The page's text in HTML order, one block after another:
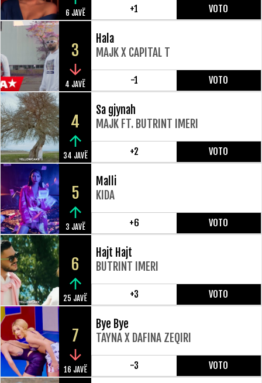
6 JAVË +1 VOTO
3
4 JAVË
Hala
MAJK X CAPITAL T
-1 VOTO
4
34 JAVË
Sa gjynah
MAJK FT. BUTRINT IMERI
+2 VOTO
5
3 JAVË
Malli
KIDA
+6 VOTO
6
25 JAVË
Hajt Hajt
BUTRINT IMERI
+3 VOTO
7
16 JAVË
Bye Bye
TAYNA X DAFINA ZEQIRI
-3 VOTO